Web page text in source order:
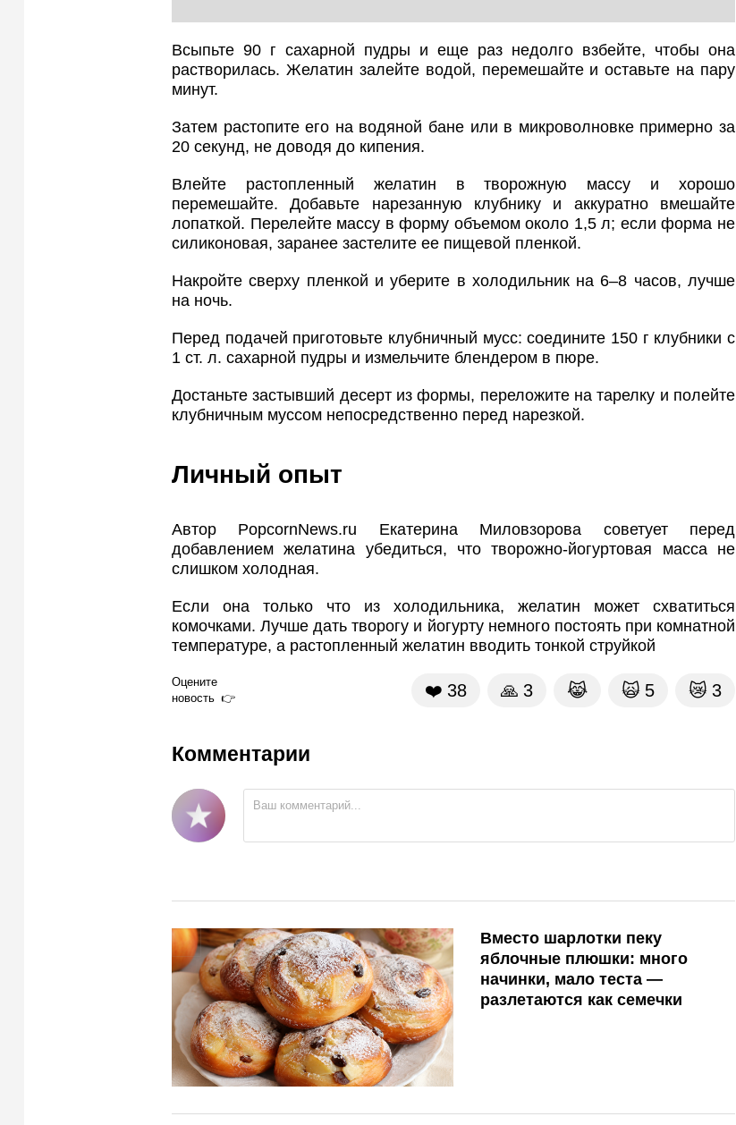
Всыпьте 90 г сахарной пудры и еще раз недолго взбейте, чтобы она
растворилась. Желатин залейте водой, перемешайте и оставьте на пару
минут.
Затем растопите его на водяной бане или в микроволновке примерно за
20 секунд, не доводя до кипения.
Влейте растопленный желатин в творожную массу и хорошо
перемешайте. Добавьте нарезанную клубнику и аккуратно вмешайте
лопаткой. Перелейте массу в форму объемом около 1,5 л; если форма не
силиконовая, заранее застелите ее пищевой пленкой.
Накройте сверху пленкой и уберите в холодильник на 6–8 часов, лучше
на ночь.
Перед подачей приготовьте клубничный мусс: соедините 150 г клубники с
1 ст. л. сахарной пудры и измельчите блендером в пюре.
Достаньте застывший десерт из формы, переложите на тарелку и полейте
клубничным муссом непосредственно перед нарезкой.
Личный опыт
Автор PopcornNews.ru Екатерина Миловзорова советует перед
добавлением желатина убедиться, что творожно-йогуртовая масса не
слишком холодная.
Если она только что из холодильника, желатин может схватиться
комочками. Лучше дать творогу и йогурту немного постоять при комнатной
температуре, а растопленный желатин вводить тонкой струйкой
Оцените
новость
❤️ 38 🙏 3 😹 🙀 5 😿 3
Комментарии
Вместо шарлотки пеку
яблочные плюшки: много
начинки, мало теста —
разлетаются как семечки